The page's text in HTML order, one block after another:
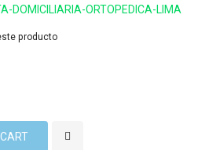
DOMICILIARIA-ORTOPEDICA-LIMA
producto